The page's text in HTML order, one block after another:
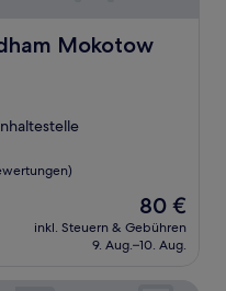
Mokotow
Warsaw
Der
Preis
beträgt
80 €
inkl. Steuern & Gebühren
9. Aug.–10. Aug.